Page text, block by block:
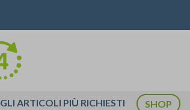
GLI ARTICOLI PIÙ RICHIESTI SHOP